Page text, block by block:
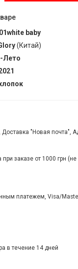
baby
(Китай)
Лето
"Новая почта",
при заказе от 1000 грн
платежем, Visa/
в течение 14 дней